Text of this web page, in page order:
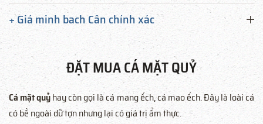
+ Giá minh bạch Cân chính xác
ĐẶT MUA CÁ MẶT QUỶ
Cá mặt quỷhay còn gọi là cá mang ếch, cá mao ếch. Đây là loài cá
có bề ngoài dữ tợn nhưng lại có giá trị ẩm thực.